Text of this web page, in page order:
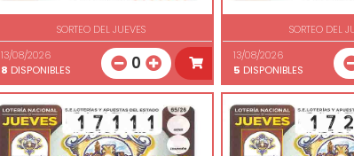
SORTEO DEL JUEVES
13/08/2026
8 DISPONIBLES 0
SORTEO DEL
13/08/2026
5 DISPONIBLES